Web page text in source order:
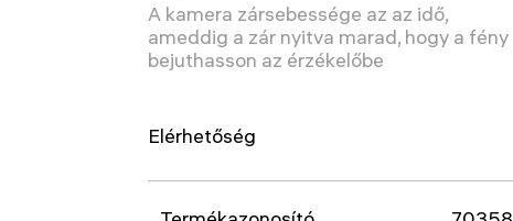
A kamera zársebessége az az idő,
ameddig a zár nyitva marad, hogy a fény
bejuthasson az érzékelőbe
Elérhetőség